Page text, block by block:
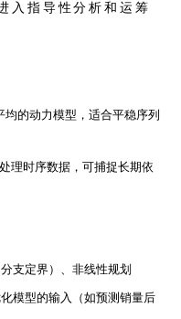
入指导性分析和运筹
的动力模型，适合平稳序列
处理时序数据，可捕捉长期依
支定界）、非线性规划
模型的输入（如预测销量后